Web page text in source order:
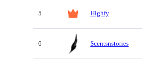
5 Highfy
6 Scentsnstories